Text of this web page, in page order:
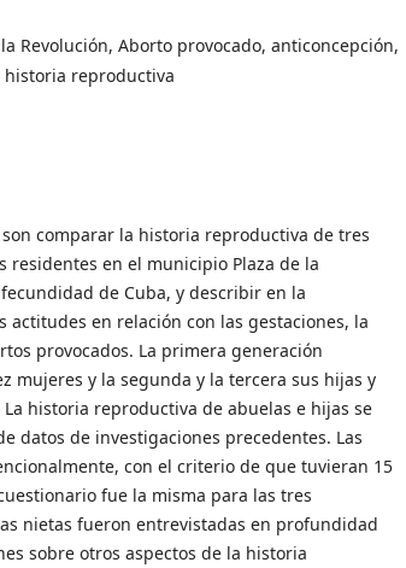
Revolución, Aborto provocado, anticoncepción,
reproductiva
comparar la historia reproductiva de tres
residentes en el municipio Plaza de la
de Cuba, y describir en la
actitudes en relación con las gestaciones, la
provocados. La primera generación
mujeres y la segunda y la tercera sus hijas y
historia reproductiva de abuelas e hijas se
datos de investigaciones precedentes. Las
con el criterio de que tuvieran 15
fue la misma para las tres
nietas fueron entrevistadas en profundidad
sobre otros aspectos de la historia